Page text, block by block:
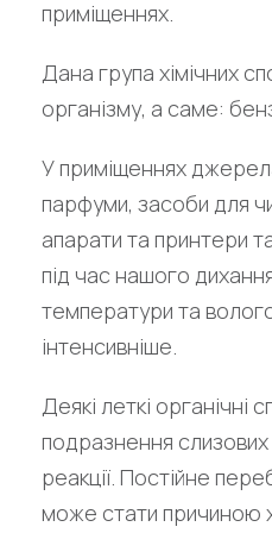
приміщеннях.
Дана група хімічних
організму, а саме:
У приміщеннях
парфуми, засоби для
апарати та принтери
під час нашого
температури та
інтенсивніше.
Деякі леткі
подразнення слизових
реакції. Постійне
може стати причиною